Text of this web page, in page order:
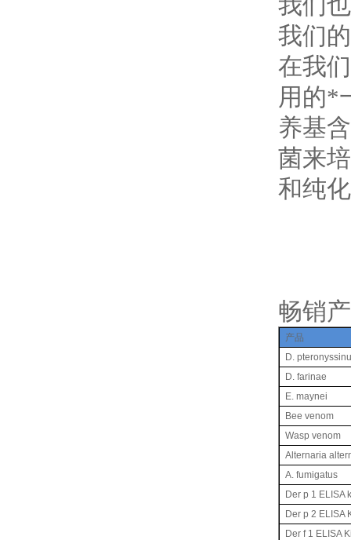
我们
在我
用的*
养基
菌来
和纯
畅销
产品
D.
D. farinae
E. maynei
Bee venom
Wasp venom
Alternaria
A. fumigatus
Der p 1 ELISA
Der p 2 ELISA
Der f 1 ELISA